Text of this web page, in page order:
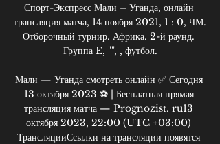
Спорт-Экспресс Мали – Уганда, онлайн
трансляция матча, 14 ноября 2021, 1 : 0, ЧМ.
Отборочный турнир. Африка. 2-й раунд.
Группа E, "", , футбол.
Мали — Уганда смотреть онлайн ✅ Сегодня
13 октября 2023 ⚽ | Бесплатная прямая
трансляция матча — Prognozist. ru13
октября 2023, 22:00 (UTC +03:00)
ТрансляцииСсылки на трансляции появятся